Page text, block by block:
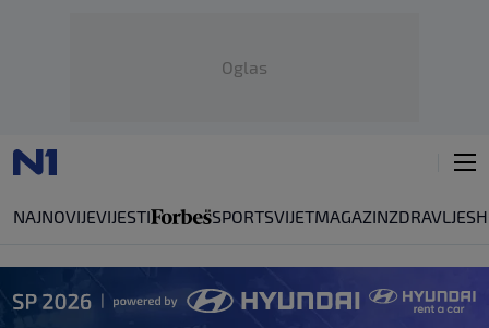
Oglas
NAJNOVIJEVIJESTI SPORTSVIJETMAGAZINZDRAVLJE